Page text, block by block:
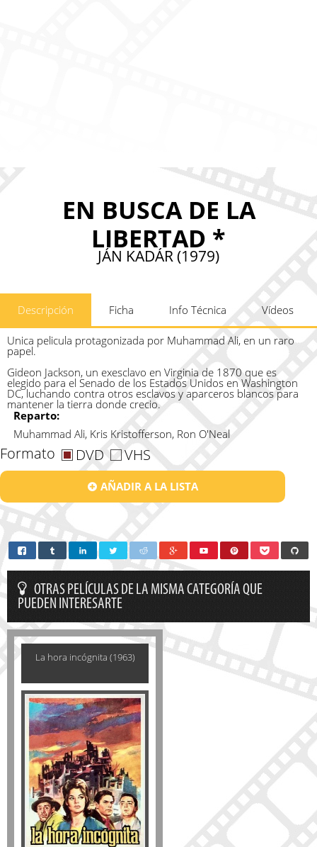
EN BUSCA DE LA
LIBERTAD *
JÁN KADÁR (1979)
Descripción Ficha Info Técnica Vídeos
Unica pelicula protagonizada por Muhammad Ali, en un raro
papel.
Gideon Jackson, un exesclavo en Virginia de 1870 que es
elegido para el Senado de los Estados Unidos en Washington
DC, luchando contra otros esclavos y aparceros blancos para
mantener la tierra donde crecio.
Reparto:
Muhammad Ali, Kris Kristofferson, Ron O'Neal
Formato DVD VHS
AÑADIR A LA LISTA
OTRAS PELÍCULAS DE LA MISMA CATEGORÍA QUE
PUEDEN INTERESARTE
La hora incógnita (1963)